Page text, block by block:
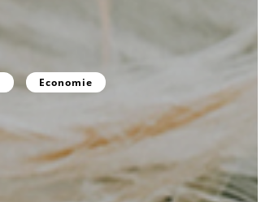
Economie